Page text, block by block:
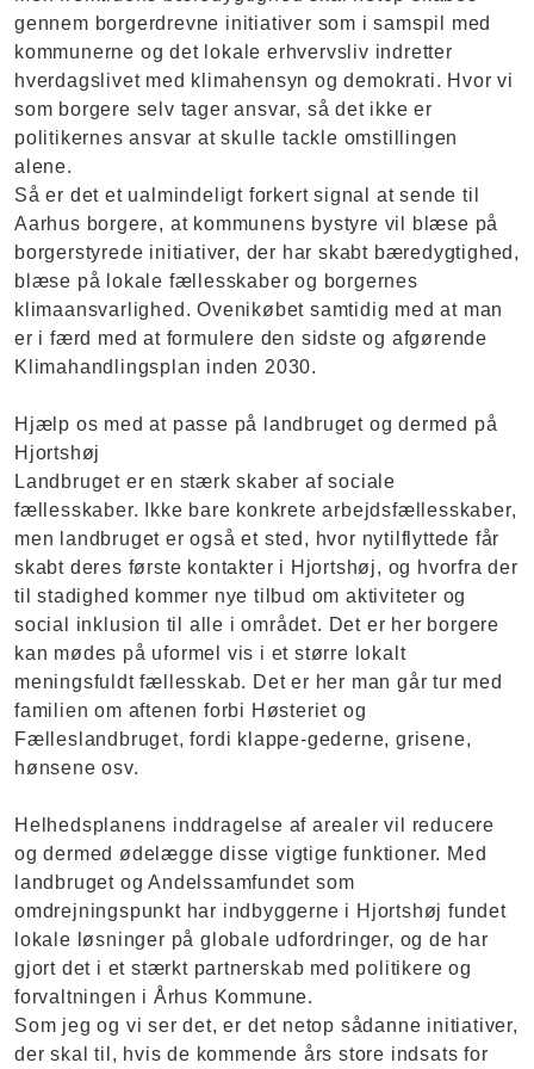
gennem borgerdrevne initiativer som i samspil med
kommunerne og det lokale erhvervsliv indretter
hverdagslivet med klimahensyn og demokrati. Hvor vi
som borgere selv tager ansvar, så det ikke er
politikernes ansvar at skulle tackle omstillingen
alene.
Så er det et ualmindeligt forkert signal at sende til
Aarhus borgere, at kommunens bystyre vil blæse på
borgerstyrede initiativer, der har skabt bæredygtighed,
blæse på lokale fællesskaber og borgernes
klimaansvarlighed. Ovenikøbet samtidig med at man
er i færd med at formulere den sidste og afgørende
Klimahandlingsplan inden 2030.
Hjælp os med at passe på landbruget og dermed på
Hjortshøj
Landbruget er en stærk skaber af sociale
fællesskaber. Ikke bare konkrete arbejdsfællesskaber,
men landbruget er også et sted, hvor nytilflyttede får
skabt deres første kontakter i Hjortshøj, og hvorfra der
til stadighed kommer nye tilbud om aktiviteter og
social inklusion til alle i området. Det er her borgere
kan mødes på uformel vis i et større lokalt
meningsfuldt fællesskab. Det er her man går tur med
familien om aftenen forbi Høsteriet og
Fælleslandbruget, fordi klappe-gederne, grisene,
hønsene osv.
Helhedsplanens inddragelse af arealer vil reducere
og dermed ødelægge disse vigtige funktioner. Med
landbruget og Andelssamfundet som
omdrejningspunkt har indbyggerne i Hjortshøj fundet
lokale løsninger på globale udfordringer, og de har
gjort det i et stærkt partnerskab med politikere og
forvaltningen i Århus Kommune.
Som jeg og vi ser det, er det netop sådanne initiativer,
der skal til, hvis de kommende års store indsats for